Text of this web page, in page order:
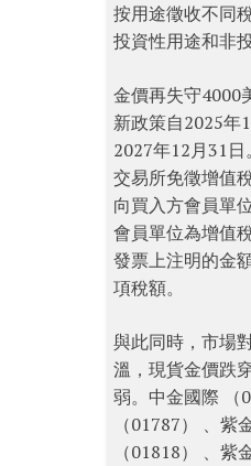
按用途徵收不同
投資性用途和非
金價再失守4000
新政策自2025年
2027年12月31日
交易所免徵增值
向買入方會員單
會員單位為增值
發票上注明的金
項稅額。
與此同時，市場
溫，現貨金價跌
弱。中金國際 （
（01787） 、紫
（01818） 、紫